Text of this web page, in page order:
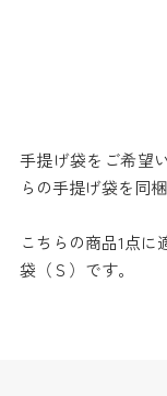
手提げ袋をご希望
らの手提げ袋を同
こちらの商品1点
袋（Ｓ）です。